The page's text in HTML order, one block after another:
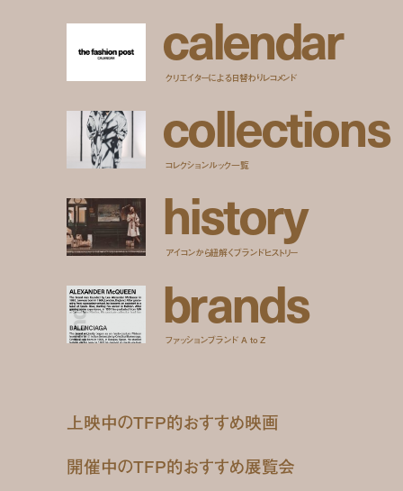
calendar
クリエイターによる日替わりレコメンド
collections
コレクションルック一覧
history
アイコンから紐解くブランドヒストリー
brands
ファッションブランド A to Z
上映中のTFP的おすすめ映画
開催中のTFP的おすすめ展覧会